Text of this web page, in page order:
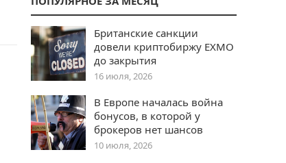
Британские санкции
довели криптобиржу EXMO
до закрытия
16 июля, 2026
В Европе началась война
бонусов, в которой у
брокеров нет шансов
10 июля, 2026